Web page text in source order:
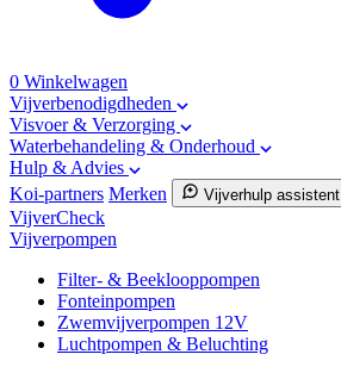
0 Winkelwagen
Vijverbenodigdheden
Visvoer & Verzorging
Waterbehandeling & Onderhoud
Hulp & Advies
Koi-partners Merken Vijverhulp assistent
VijverCheck
Vijverpompen
Filter- & Beeklooppompen
Fonteinpompen
Zwemvijverpompen 12V
Luchtpompen & Beluchting